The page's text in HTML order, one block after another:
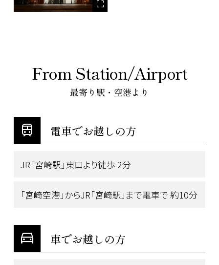
From Station/Airport
最寄り駅・空港より
電車でお越しの方
JR「宮崎駅」東口より徒歩 2分
「宮崎空港」からJR「宮崎駅」まで電車で 約10分
車でお越しの方